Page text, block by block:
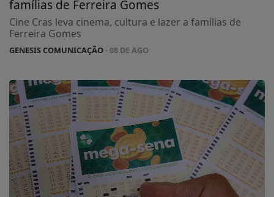
famílias de Ferreira Gomes
Cine Cras leva cinema, cultura e lazer a famílias de
Ferreira Gomes
GENESIS COMUNICAÇÃO- 08 DE AGO